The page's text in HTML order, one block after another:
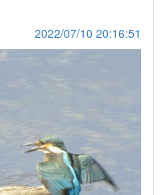
2022/07/10 20:16:51